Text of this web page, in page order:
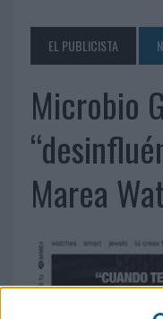
EL PUBLICISTA
Microbio
Marea